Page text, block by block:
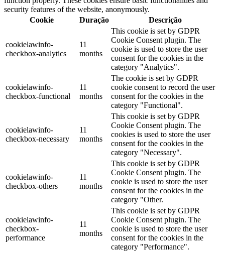
security features of the website, anonymously.
Cookie
Duração Descrição
cookielawinfo-
checkbox-analytics
11
months
This cookie is set by GDPR
Cookie Consent plugin. The
cookie is used to store the user
consent for the cookies in the
category "Analytics".
cookielawinfo-
checkbox-functional
11
months
The cookie is set by GDPR
cookie consent to record the user
consent for the cookies in the
category "Functional".
cookielawinfo-
checkbox-necessary
11
months
This cookie is set by GDPR
Cookie Consent plugin. The
cookies is used to store the user
consent for the cookies in the
category "Necessary".
cookielawinfo-
checkbox-others
11
months
This cookie is set by GDPR
Cookie Consent plugin. The
cookie is used to store the user
consent for the cookies in the
category "Other.
cookielawinfo-
checkbox-
performance
11
months
This cookie is set by GDPR
Cookie Consent plugin. The
cookie is used to store the user
consent for the cookies in the
category "Performance".